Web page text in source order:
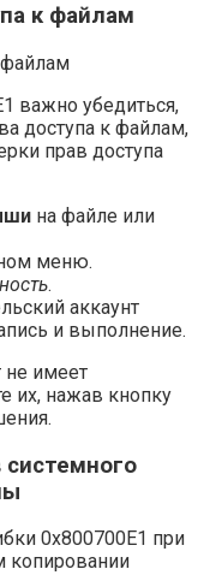
к файлам
важно убедиться,
доступа к файлам,
прав доступа
на файле или
меню.
.
аккаунт
и выполнение.
не имеет
их, нажав кнопку
системного
0x800700E1 при
копировании